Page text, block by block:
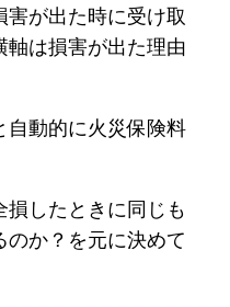
が出た時に受け取
軸は損害が出た理由
自動的に火災保険料
損したときに同じも
か？を元に決めて